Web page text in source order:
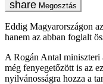
Megosztás
Eddig Magyarországon
hanem az abban foglalt
A Rogán Antal miniszteri
még fenyegetőzött is az
nyilvánosságra hozza a